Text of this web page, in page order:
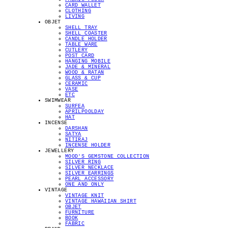
CARD WALLET
CLOTHING
LIVING
OBJET
SHELL TRAY
SHELL COASTER
CANDLE HOLDER
TABLE WARE
CUTLERY
POST CARD
HANGING MOBILE
JADE & MINERAL
WOOD & RATAN
GLASS & CUP
CERAMIC
VASE
ETC
SWIMWEAR
SURFEA
APRILPOOLDAY
HAT
INCENSE
DARSHAN
SATYA
NITIRAJ
INCENSE HOLDER
JEWELLERY
MOOD'S GEMSTONE COLLECTION
SILVER RING
SILVER NECKLACE
SILVER EARRINGS
PEARL ACCESSORY
ONE AND ONLY
VINTAGE
VINTAGE KNIT
VINTAGE HAWAIIAN SHIRT
OBJET
FURNITURE
BOOK
FABRIC